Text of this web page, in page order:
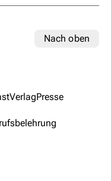
Nach oben
VerlagPresse